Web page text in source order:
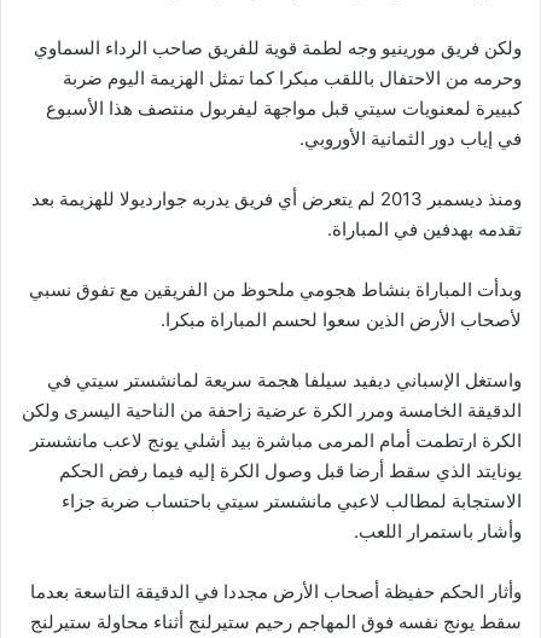
ولكن فريق مورينيو وجه لطمة قوية للفريق صاحب الرداء السماوي
وحرمه من الاحتفال باللقب مبكرا كما تمثل الهزيمة اليوم ضربة
كبييرة لمعنويات سيتي قبل مواجهة ليفربول منتصف هذا الأسبوع
في إياب دور الثمانية الأوروبي.
ومنذ ديسمبر 2013 لم يتعرض أي فريق يدربه جوارديولا للهزيمة بعد
تقدمه بهدفين في المباراة.
وبدأت المباراة بنشاط هجومي ملحوظ من الفريقين مع تفوق نسبي
لأصحاب الأرض الذين سعوا لحسم المباراة مبكرا.
واستغل الإسباني ديفيد سيلفا هجمة سريعة لمانشستر سيتي في
الدقيقة الخامسة ومرر الكرة عرضية زاحفة من الناحية اليسرى ولكن
الكرة ارتطمت أمام المرمى مباشرة بيد أشلي يونج لاعب مانشستر
يونايتد الذي سقط أرضا قبل وصول الكرة إليه فيما رفض الحكم
الاستجابة لمطالب لاعبي مانشستر سيتي باحتساب ضربة جزاء
وأشار باستمرار اللعب.
وأثار الحكم حفيظة أصحاب الأرض مجددا في الدقيقة التاسعة بعدما
سقط يونج نفسه فوق المهاجم رحيم ستيرلنج أثناء محاولة ستيرلنج